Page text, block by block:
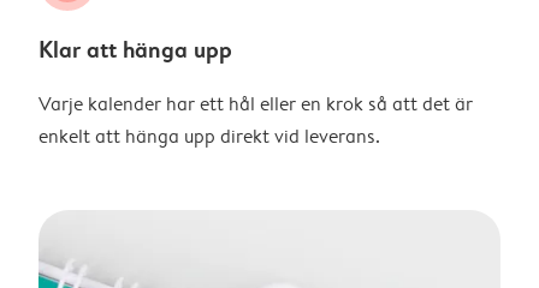
Klar att hänga upp
Varje kalender har ett hål eller en krok så att det är
enkelt att hänga upp direkt vid leverans.